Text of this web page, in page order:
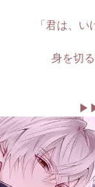
「君は、
身を切